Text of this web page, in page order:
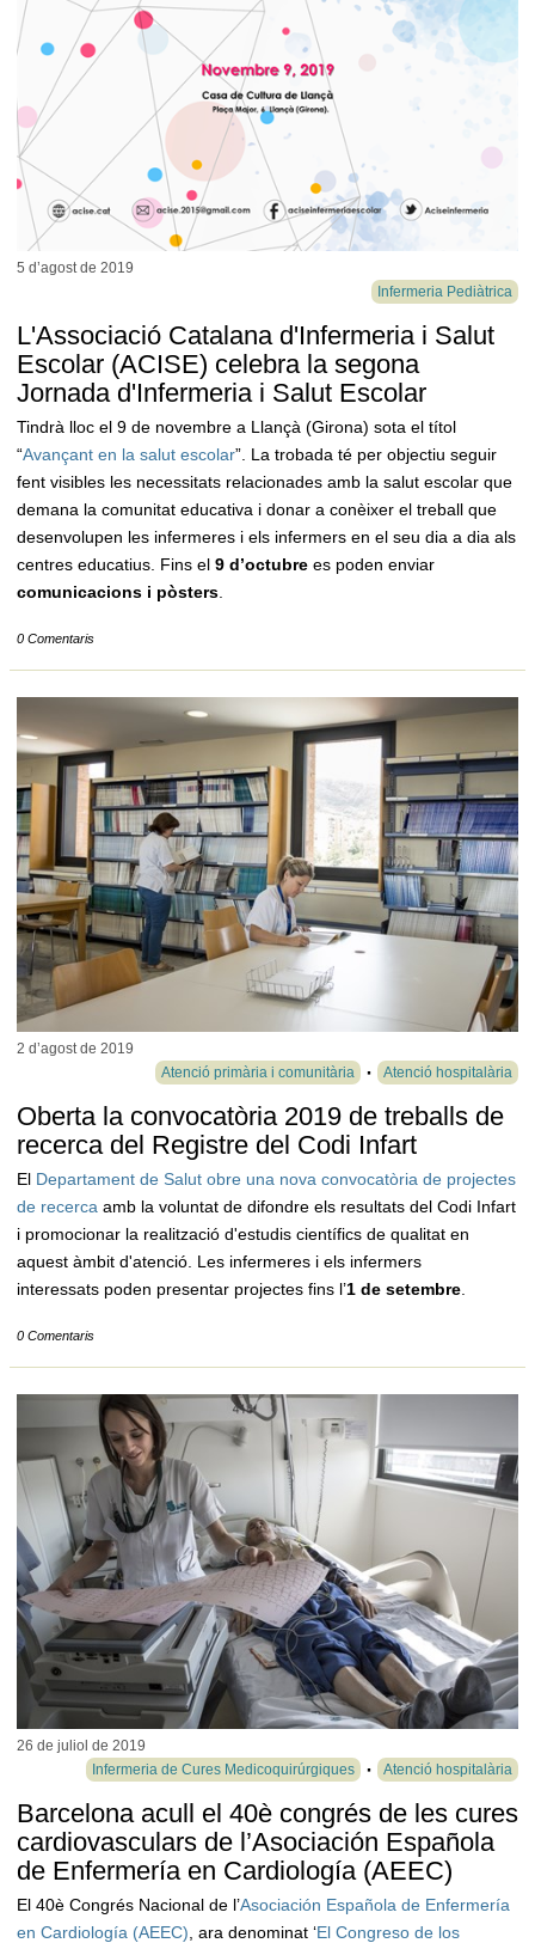
5 d’agost de 2019
Infermeria Pediàtrica
L'Associació Catalana d'Infermeria i Salut
Escolar (ACISE) celebra la segona
Jornada d'Infermeria i Salut Escolar
Tindrà lloc el 9 de novembre a Llançà (Girona) sota el títol
“Avançant en la salut escolar”. La trobada té per objectiu seguir
fent visibles les necessitats relacionades amb la salut escolar que
demana la comunitat educativa i donar a conèixer el treball que
desenvolupen les infermeres i els infermers en el seu dia a dia als
centres educatius. Fins el 9 d’octubre es poden enviar
comunicacions i pòsters
0 Comentaris
2 d’agost de 2019
Atenció primària i comunitària
Atenció hospitalària
Oberta la convocatòria 2019 de treballs de
recerca del Registre del Codi Infart
El Departament de Salut obre una nova convocatòria de projectes
de recerca amb la voluntat de difondre els resultats del Codi Infart
i promocionar la realització d'estudis científics de qualitat en
aquest àmbit d'atenció. Les infermeres i els infermers
interessats poden presentar projectes fins l’1 de setembre
0 Comentaris
26 de juliol de 2019
Infermeria de Cures Medicoquirúrgiques
Atenció hospitalària
Barcelona acull el 40è congrés de les cures
cardiovasculars de l’Asociación Española
de Enfermería en Cardiología (AEEC)
El 40è Congrés Nacional de l’Asociación Española de Enfermería
en Cardiología (AEEC) , ara denominat ‘El Congreso de los